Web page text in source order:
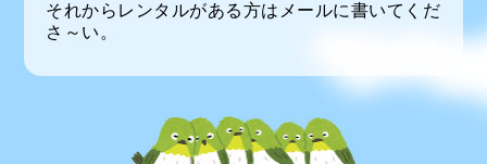
それからレンタルがある方はメールに書いてくだ
さ～い。